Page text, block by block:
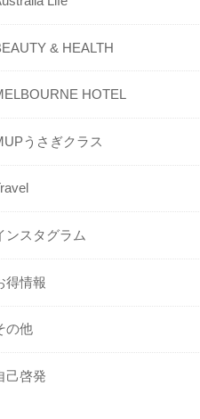
& HEALTH
HOTEL
うさぎクラス
ンスタグラム
得情報
の他
己啓発